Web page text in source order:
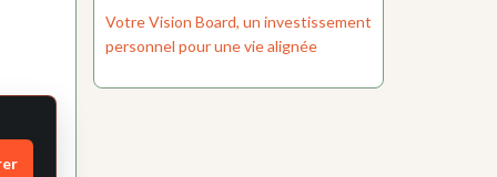
Votre Vision Board, un investissement
personnel pour une vie alignée